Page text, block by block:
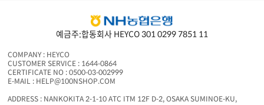
예금주:합동회사 HEYCO 301 0299 7851 11
COMPANY : HEYCO
CUSTOMER SERVICE : 1644-0864
CERTIFICATE NO : 0500-03-002999
E-MAIL : HELP@100NSHOP.COM
ADDRESS : NANKOKITA 2-1-10 ATC ITM 12F D-2, OSAKA SUMINOE-KU,